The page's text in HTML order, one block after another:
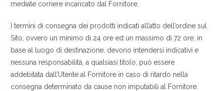
mediate corriere incaricato dal Fornitore.
I termini di consegna dei prodotti indicati all’atto dell’ordine sul
Sito, ovvero un minimo di 24 ore ed un massimo di 72 ore, in
base al luogo di destinazione, devono intendersi indicativi e
nessuna responsabilità, a qualsiasi titolo, può essere
addebitata dall’Utente al Fornitore in caso di ritardo nella
consegna determinato da cause non imputabili al Fornitore.